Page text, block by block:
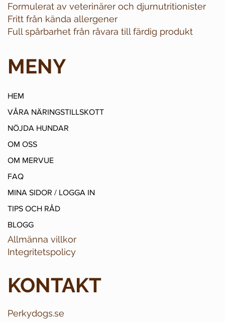
Formulerat av veterinärer och djurnutritionister
Fritt från kända allergener
Full spårbarhet från råvara till färdig produkt
MENY
HEM
VÅRA NÄRINGSTILLSKOTT
NÖJDA HUNDAR
OM OSS
OM MERVUE
FAQ
MINA SIDOR / LOGGA IN
TIPS OCH RÅD
BLOGG
Allmänna villkor
Integritetspolicy
KONTAKT
Perkydogs.se